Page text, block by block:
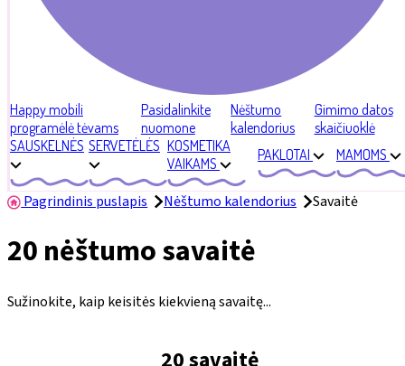
Happy mobili
programėlė tėvams
Pasidalinkite
nuomone
Nėštumo
kalendorius
Gimimo datos
skaičiuoklė
SAUSKELNĖS SERVETĖLĖS KOSMETIKA
VAIKAMS
PAKLOTAI MAMOMS
Pagrindinis puslapis Nėštumo kalendorius Savaitė
20 nėštumo savaitė
Sužinokite, kaip keisitės kiekvieną savaitę...